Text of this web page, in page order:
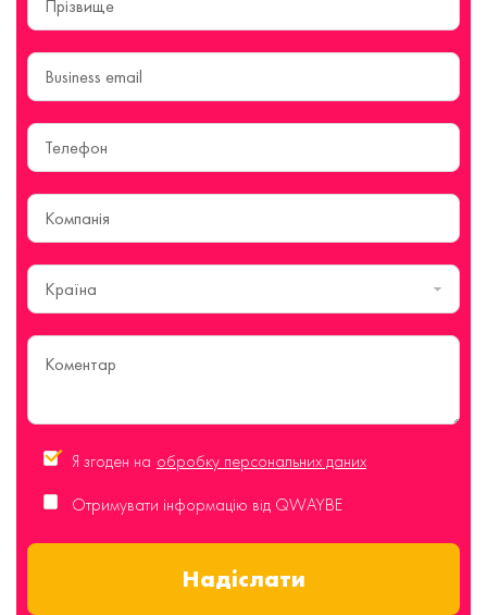
Країна
Я згоден на обробку персональних даних
Отримувати інформацію від QWAYBE
Надіслати